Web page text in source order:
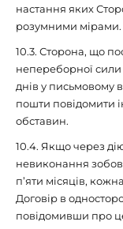
настання яких
розумними мірами.
10.3. Сторона, що
непереборної
днів у письмовому
пошти повідомити
обставин.
10.4. Якщо через
невиконання
п’яти місяців,
Договір в
повідомивши про